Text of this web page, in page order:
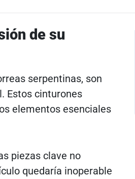
de su
serpentinas, son
Estos cinturones
elementos esenciales
piezas clave no
quedaría inoperable